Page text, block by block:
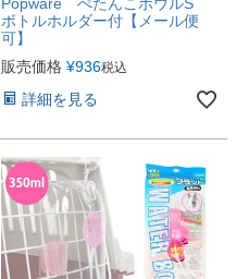
ボトルホルダー付【メール便
可】
販売価格 ¥936税込
詳細を見る